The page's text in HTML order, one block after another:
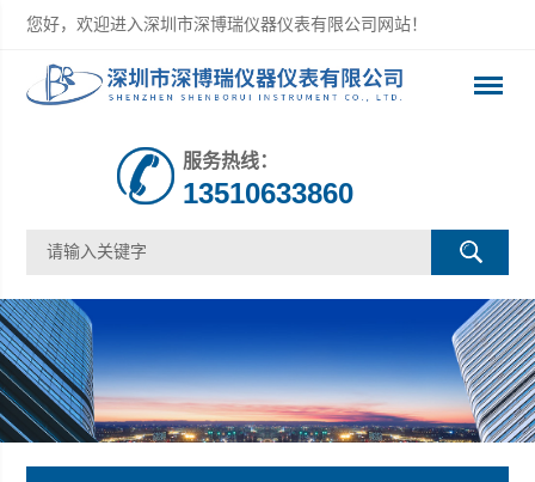
您好，欢迎进入深圳市深博瑞仪器仪表有限公司网站！
服务热线：
13510633860